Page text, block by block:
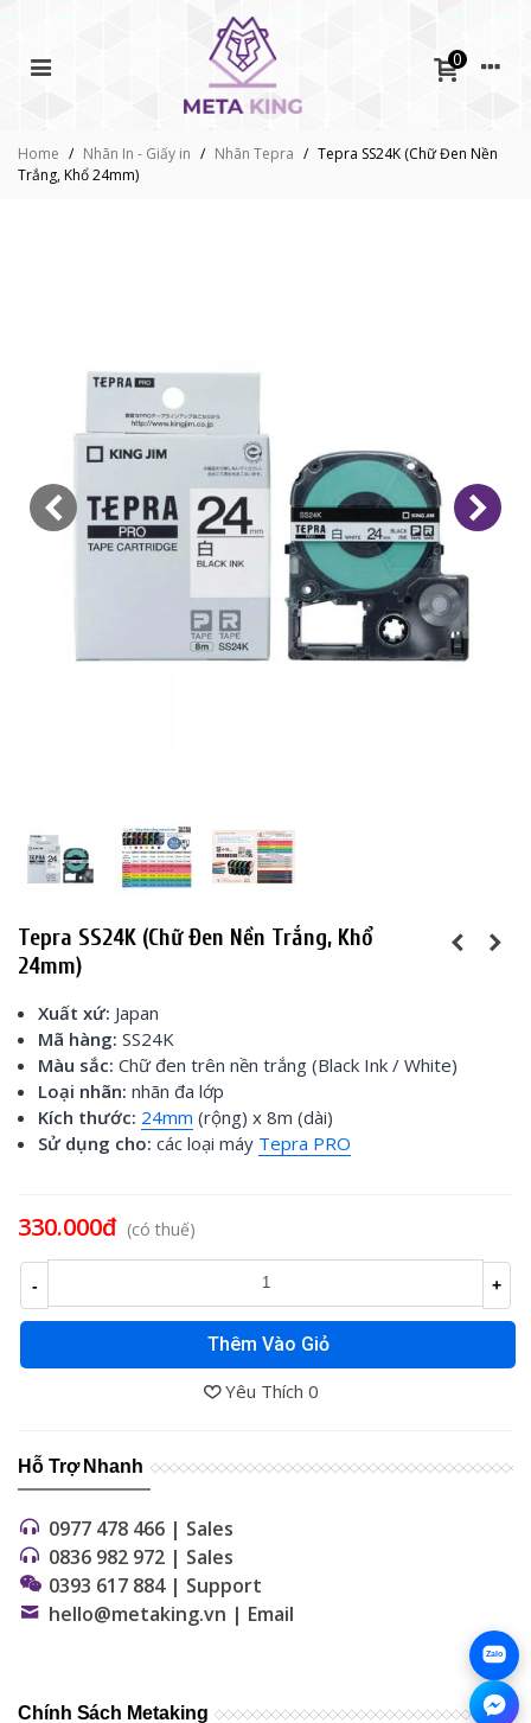
0
Home / Nhãn In - Giấy in / Nhãn Tepra / Tepra SS24K (Chữ Đen Nền
Trắng, Khổ 24mm)
Tepra SS24K (Chữ Đen Nền Trắng, Khổ
24mm)
Xuất xứ: Japan
Mã hàng: SS24K
Màu sắc: Chữ đen trên nền trắng (Black Ink / White)
Loại nhãn: nhãn đa lớp
Kích thước: 24mm (rộng) x 8m (dài)
Sử dụng cho: các loại máy Tepra PRO
330.000đ (có thuế)
- +
Thêm Vào Giỏ
Yêu Thích 0
Hỗ Trợ Nhanh
0977 478 466 | Sales
0836 982 972 | Sales
0393 617 884 | Support
hello@metaking.vn | Email
Chính Sách Metaking
Zalo